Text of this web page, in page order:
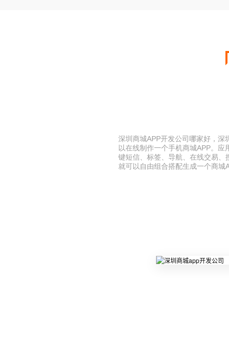
深圳商城APP开发公司哪家好，深
以在线制作一个手机商城APP。
键短信、标签、导航、在线交易、
就可以自由组合搭配生成一个商城